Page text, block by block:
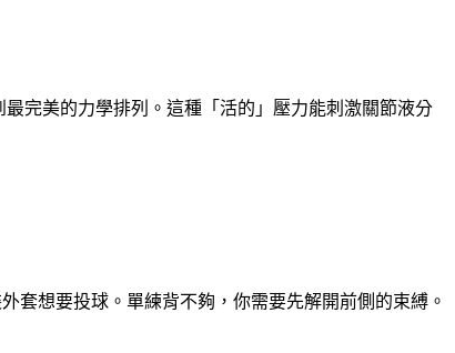
完美的力學排列。這種「活的」壓力能刺激關節液分
套想要投球。單練背不夠，你需要先解開前側的束縛。